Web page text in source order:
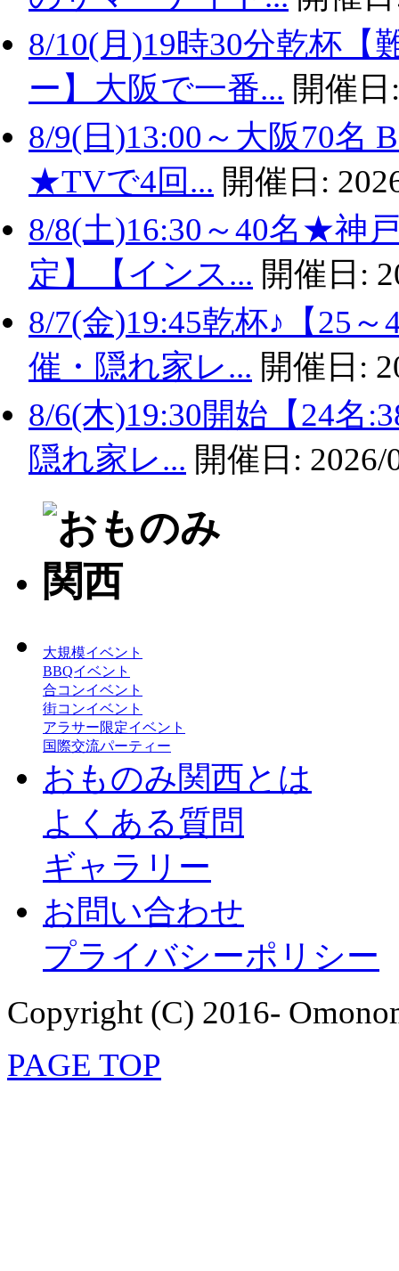
8/10(月)19時30分乾杯【
ー】大阪で一番... 開催
8/9(日)13:00～大阪70名
★TVで4回... 開催日:
8/8(土)16:30～40名★神
定】【インス... 開催日:
8/7(金)19:45乾杯♪【25
催・隠れ家レ... 開催日:
8/6(木)19:30開始【24名
隠れ家レ... 開催日: 2026/
大規模イベント
BBQイベント
合コンイベント
街コンイベント
アラサー限定イベント
国際交流パーティー
おものみ関西とは
よくある質問
ギャラリー
お問い合わせ
プライバシーポリシー
Copyright (C) 2016-
PAGE TOP